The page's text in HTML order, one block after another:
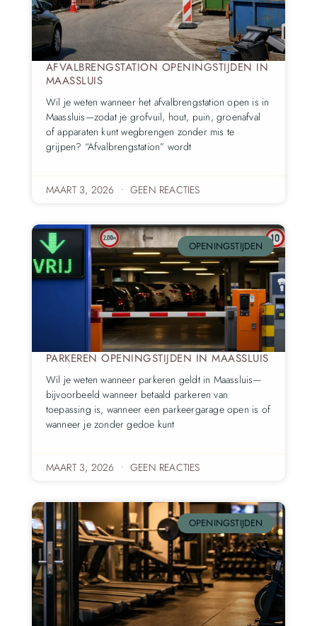
AFVALBRENGSTATION OPENINGSTIJDEN IN
MAASSLUIS
Wil je weten wanneer het afvalbrengstation open is in
Maassluis—zodat je grofvuil, hout, puin, groenafval
of apparaten kunt wegbrengen zonder mis te
grijpen? “Afvalbrengstation” wordt
MAART 3, 2026 GEEN REACTIES
OPENINGSTIJDEN
PARKEREN OPENINGSTIJDEN IN MAASSLUIS
Wil je weten wanneer parkeren geldt in Maassluis—
bijvoorbeeld wanneer betaald parkeren van
toepassing is, wanneer een parkeergarage open is of
wanneer je zonder gedoe kunt
MAART 3, 2026 GEEN REACTIES
OPENINGSTIJDEN